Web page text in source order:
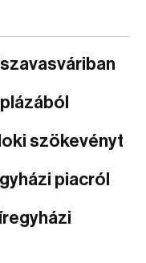
szökevényt
piacról